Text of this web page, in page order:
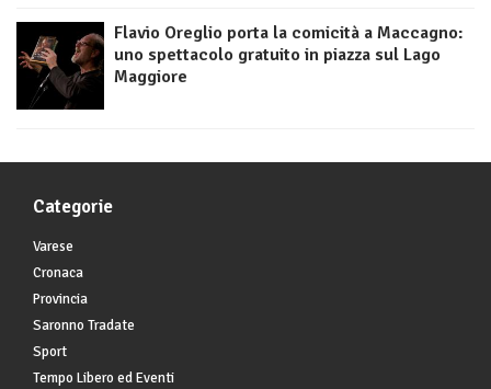
Flavio Oreglio porta la comicità a Maccagno:
uno spettacolo gratuito in piazza sul Lago
Maggiore
Categorie
Varese
Cronaca
Provincia
Saronno Tradate
Sport
Tempo Libero ed Eventi